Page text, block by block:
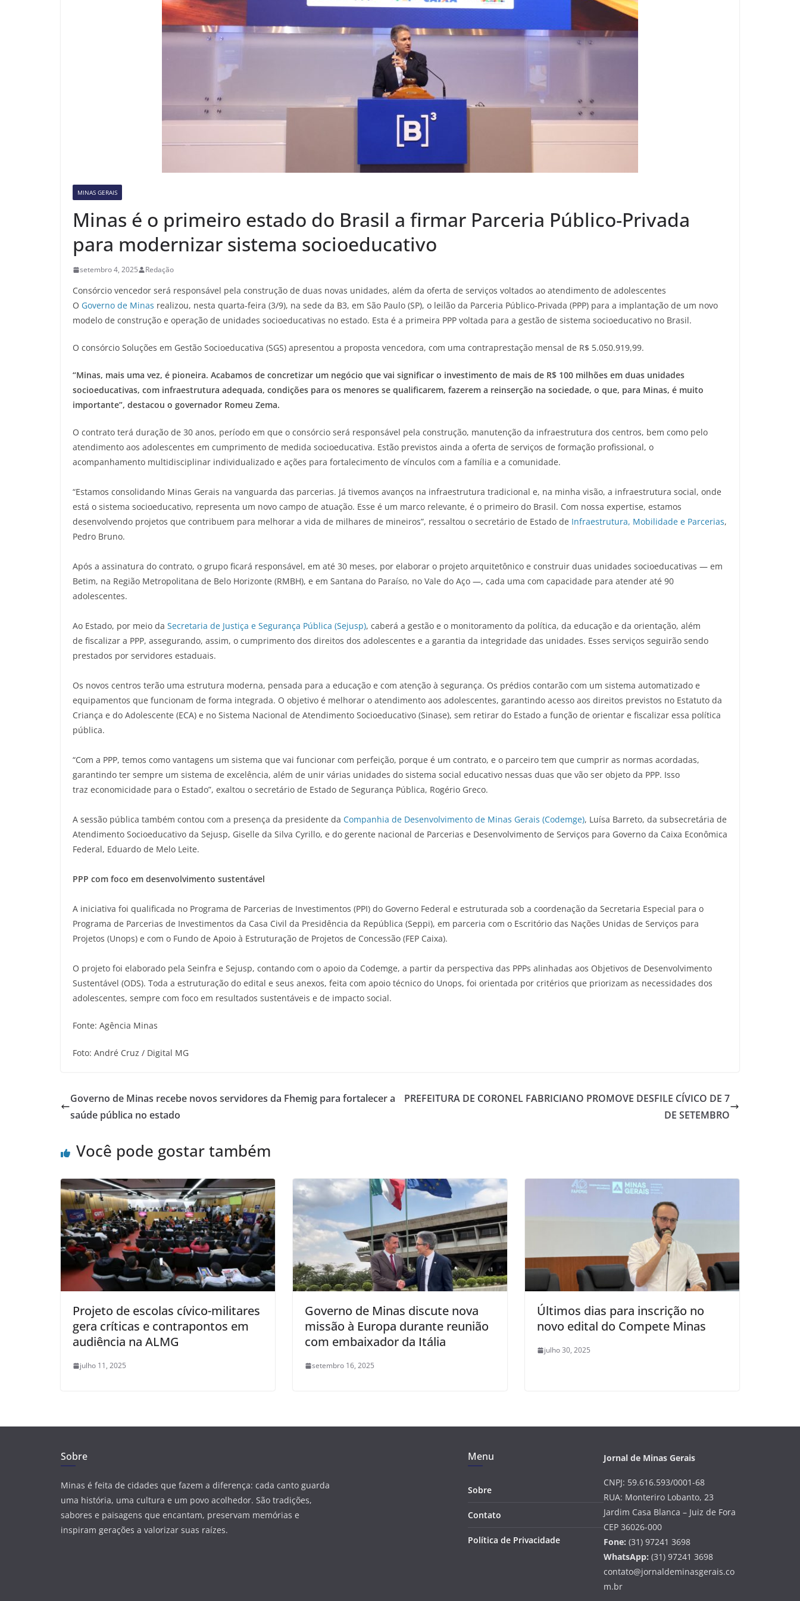
MINAS GERAIS
Minas é o primeiro estado do Brasil a firmar Parceria Público-Privada
para modernizar sistema socioeducativo
setembro 4, 2025 Redação
Consórcio vencedor será responsável pela construção de duas novas unidades, além da oferta de serviços voltados ao atendimento de adolescentes
O Governo de Minas realizou, nesta quarta-feira (3/9), na sede da B3, em São Paulo (SP), o leilão da Parceria Público-Privada (PPP) para a implantação de um novo
modelo de construção e operação de unidades socioeducativas no estado. Esta é a primeira PPP voltada para a gestão de sistema socioeducativo no Brasil.
O consórcio Soluções em Gestão Socioeducativa (SGS) apresentou a proposta vencedora, com uma contraprestação mensal de R$ 5.050.919,99.
“Minas, mais uma vez, é pioneira. Acabamos de concretizar um negócio que vai significar o investimento de mais de R$ 100 milhões em duas unidades
socioeducativas, com infraestrutura adequada, condições para os menores se qualificarem, fazerem a reinserção na sociedade, o que, para Minas, é muito
importante”, destacou o governador Romeu Zema.
O contrato terá duração de 30 anos, período em que o consórcio será responsável pela construção, manutenção da infraestrutura dos centros, bem como pelo
atendimento aos adolescentes em cumprimento de medida socioeducativa. Estão previstos ainda a oferta de serviços de formação profissional, o
acompanhamento multidisciplinar individualizado e ações para fortalecimento de vínculos com a família e a comunidade.
“Estamos consolidando Minas Gerais na vanguarda das parcerias. Já tivemos avanços na infraestrutura tradicional e, na minha visão, a infraestrutura social, onde
está o sistema socioeducativo, representa um novo campo de atuação. Esse é um marco relevante, é o primeiro do Brasil. Com nossa expertise, estamos
desenvolvendo projetos que contribuem para melhorar a vida de milhares de mineiros”, ressaltou o secretário de Estado de Infraestrutura, Mobilidade e Parcerias,
Pedro Bruno.
Após a assinatura do contrato, o grupo ficará responsável, em até 30 meses, por elaborar o projeto arquitetônico e construir duas unidades socioeducativas — em
Betim, na Região Metropolitana de Belo Horizonte (RMBH), e em Santana do Paraíso, no Vale do Aço —, cada uma com capacidade para atender até 90
adolescentes.
Ao Estado, por meio da Secretaria de Justiça e Segurança Pública (Sejusp), caberá a gestão e o monitoramento da política, da educação e da orientação, além
de fiscalizar a PPP, assegurando, assim, o cumprimento dos direitos dos adolescentes e a garantia da integridade das unidades. Esses serviços seguirão sendo
prestados por servidores estaduais.
Os novos centros terão uma estrutura moderna, pensada para a educação e com atenção à segurança. Os prédios contarão com um sistema automatizado e
equipamentos que funcionam de forma integrada. O objetivo é melhorar o atendimento aos adolescentes, garantindo acesso aos direitos previstos no Estatuto da
Criança e do Adolescente (ECA) e no Sistema Nacional de Atendimento Socioeducativo (Sinase), sem retirar do Estado a função de orientar e fiscalizar essa política
pública.
“Com a PPP, temos como vantagens um sistema que vai funcionar com perfeição, porque é um contrato, e o parceiro tem que cumprir as normas acordadas,
garantindo ter sempre um sistema de excelência, além de unir várias unidades do sistema social educativo nessas duas que vão ser objeto da PPP. Isso
traz economicidade para o Estado”, exaltou o secretário de Estado de Segurança Pública, Rogério Greco.
A sessão pública também contou com a presença da presidente da Companhia de Desenvolvimento de Minas Gerais (Codemge), Luísa Barreto, da subsecretária de
Atendimento Socioeducativo da Sejusp, Giselle da Silva Cyrillo, e do gerente nacional de Parcerias e Desenvolvimento de Serviços para Governo da Caixa Econômica
Federal, Eduardo de Melo Leite.
PPP com foco em desenvolvimento sustentável
A iniciativa foi qualificada no Programa de Parcerias de Investimentos (PPI) do Governo Federal e estruturada sob a coordenação da Secretaria Especial para o
Programa de Parcerias de Investimentos da Casa Civil da Presidência da República (Seppi), em parceria com o Escritório das Nações Unidas de Serviços para
Projetos (Unops) e com o Fundo de Apoio à Estruturação de Projetos de Concessão (FEP Caixa).
O projeto foi elaborado pela Seinfra e Sejusp, contando com o apoio da Codemge, a partir da perspectiva das PPPs alinhadas aos Objetivos de Desenvolvimento
Sustentável (ODS). Toda a estruturação do edital e seus anexos, feita com apoio técnico do Unops, foi orientada por critérios que priorizam as necessidades dos
adolescentes, sempre com foco em resultados sustentáveis e de impacto social.
Fonte: Agência Minas
Foto: André Cruz / Digital MG
Governo de Minas recebe novos servidores da Fhemig para fortalecer a
saúde pública no estado
PREFEITURA DE CORONEL FABRICIANO PROMOVE DESFILE CÍVICO DE 7
DE SETEMBRO
Você pode gostar também
Projeto de escolas cívico-militares
gera críticas e contrapontos em
audiência na ALMG
julho 11, 2025
Governo de Minas discute nova
missão à Europa durante reunião
com embaixador da Itália
setembro 16, 2025
Últimos dias para inscrição no
novo edital do Compete Minas
julho 30, 2025
Sobre
Minas é feita de cidades que fazem a diferença: cada canto guarda
uma história, uma cultura e um povo acolhedor. São tradições,
sabores e paisagens que encantam, preservam memórias e
inspiram gerações a valorizar suas raízes.
Menu
Sobre
Contato
Política de Privacidade
Jornal de Minas Gerais
CNPJ: 59.616.593/0001-68
RUA: Monteriro Lobanto, 23
Jardim Casa Blanca – Juiz de Fora
CEP 36026-000
Fone: (31) 97241 3698
WhatsApp: (31) 97241 3698
contato@jornaldeminasgerais.co
m.br